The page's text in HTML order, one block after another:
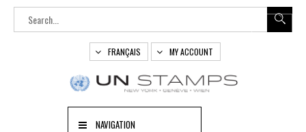
FRANÇAIS MY ACCOUNT
NAVIGATION